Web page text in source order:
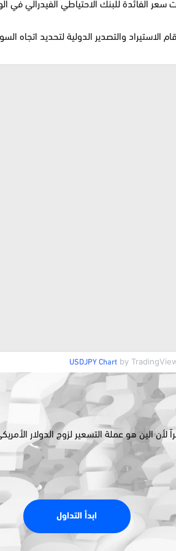
الفائدة للبنك الاحتياطي الفيدرالي في
الاستيراد والتصدير الدولية لتحديد اتجاه
USDJPY Chart by
لأن الين هو عملة التسعير لزوج الدولار
ابدأ التداول